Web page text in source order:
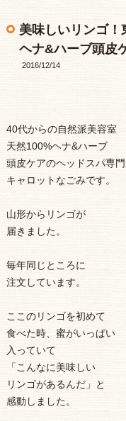
美味しいリンゴ
ヘナ&ハーブ頭皮
2016/12/14
40代からの自然派美容室
天然100%ヘナ&ハーブ
頭皮ケアのヘッドスパ専
キャロットなごみです。
山形からリンゴが
届きました。
毎年同じところに
注文しています。
ここのリンゴを初めて
食べた時、蜜がいっぱい
入っていて
「こんなに美味しい
リンゴがあるんだ」と
感動しました。